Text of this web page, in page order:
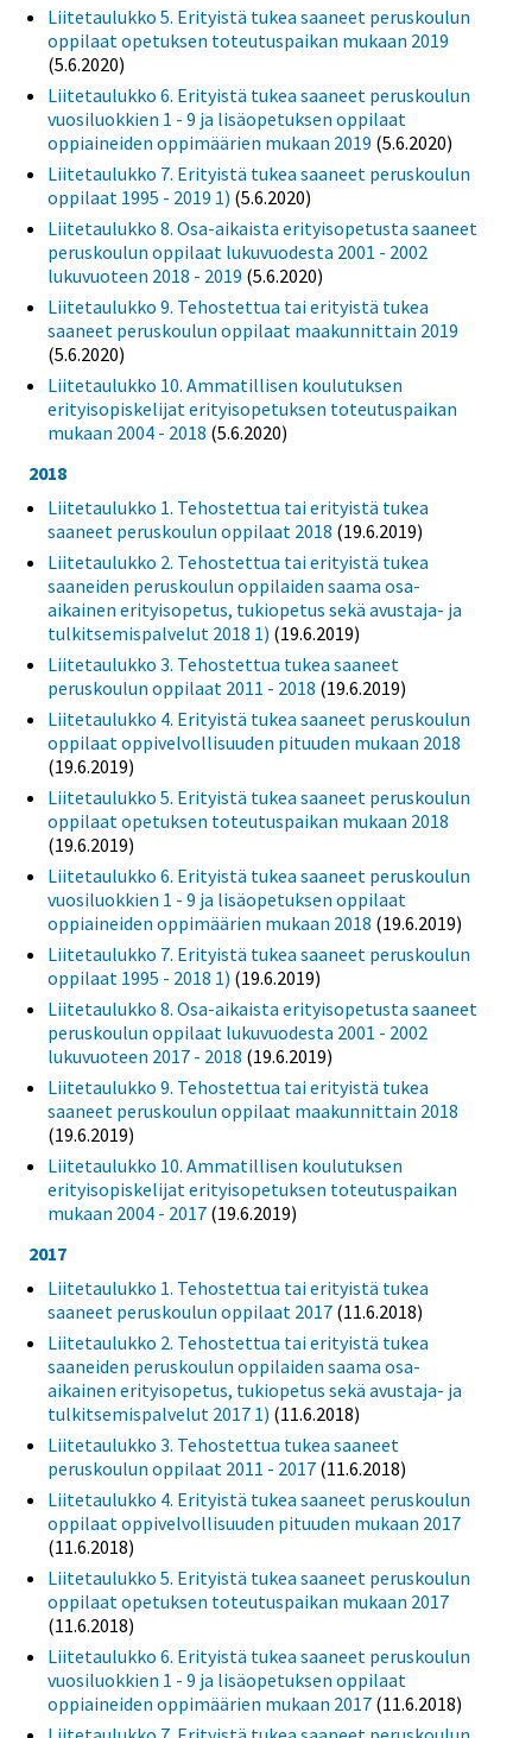
Liitetaulukko 5. Erityistä tukea saaneet peruskoulun
oppilaat opetuksen toteutuspaikan mukaan 2019
(5.6.2020)
Liitetaulukko 6. Erityistä tukea saaneet peruskoulun
vuosiluokkien 1 - 9 ja lisäopetuksen oppilaat
oppiaineiden oppimäärien mukaan 2019 (5.6.2020)
Liitetaulukko 7. Erityistä tukea saaneet peruskoulun
oppilaat 1995 - 2019 1) (5.6.2020)
Liitetaulukko 8. Osa-aikaista erityisopetusta saaneet
peruskoulun oppilaat lukuvuodesta 2001 - 2002
lukuvuoteen 2018 - 2019 (5.6.2020)
Liitetaulukko 9. Tehostettua tai erityistä tukea
saaneet peruskoulun oppilaat maakunnittain 2019
(5.6.2020)
Liitetaulukko 10. Ammatillisen koulutuksen
erityisopiskelijat erityisopetuksen toteutuspaikan
mukaan 2004 - 2018 (5.6.2020)
2018
Liitetaulukko 1. Tehostettua tai erityistä tukea
saaneet peruskoulun oppilaat 2018 (19.6.2019)
Liitetaulukko 2. Tehostettua tai erityistä tukea
saaneiden peruskoulun oppilaiden saama osa-
aikainen erityisopetus, tukiopetus sekä avustaja- ja
tulkitsemispalvelut 2018 1) (19.6.2019)
Liitetaulukko 3. Tehostettua tukea saaneet
peruskoulun oppilaat 2011 - 2018 (19.6.2019)
Liitetaulukko 4. Erityistä tukea saaneet peruskoulun
oppilaat oppivelvollisuuden pituuden mukaan 2018
(19.6.2019)
Liitetaulukko 5. Erityistä tukea saaneet peruskoulun
oppilaat opetuksen toteutuspaikan mukaan 2018
(19.6.2019)
Liitetaulukko 6. Erityistä tukea saaneet peruskoulun
vuosiluokkien 1 - 9 ja lisäopetuksen oppilaat
oppiaineiden oppimäärien mukaan 2018 (19.6.2019)
Liitetaulukko 7. Erityistä tukea saaneet peruskoulun
oppilaat 1995 - 2018 1) (19.6.2019)
Liitetaulukko 8. Osa-aikaista erityisopetusta saaneet
peruskoulun oppilaat lukuvuodesta 2001 - 2002
lukuvuoteen 2017 - 2018 (19.6.2019)
Liitetaulukko 9. Tehostettua tai erityistä tukea
saaneet peruskoulun oppilaat maakunnittain 2018
(19.6.2019)
Liitetaulukko 10. Ammatillisen koulutuksen
erityisopiskelijat erityisopetuksen toteutuspaikan
mukaan 2004 - 2017 (19.6.2019)
2017
Liitetaulukko 1. Tehostettua tai erityistä tukea
saaneet peruskoulun oppilaat 2017 (11.6.2018)
Liitetaulukko 2. Tehostettua tai erityistä tukea
saaneiden peruskoulun oppilaiden saama osa-
aikainen erityisopetus, tukiopetus sekä avustaja- ja
tulkitsemispalvelut 2017 1) (11.6.2018)
Liitetaulukko 3. Tehostettua tukea saaneet
peruskoulun oppilaat 2011 - 2017 (11.6.2018)
Liitetaulukko 4. Erityistä tukea saaneet peruskoulun
oppilaat oppivelvollisuuden pituuden mukaan 2017
(11.6.2018)
Liitetaulukko 5. Erityistä tukea saaneet peruskoulun
oppilaat opetuksen toteutuspaikan mukaan 2017
(11.6.2018)
Liitetaulukko 6. Erityistä tukea saaneet peruskoulun
vuosiluokkien 1 - 9 ja lisäopetuksen oppilaat
oppiaineiden oppimäärien mukaan 2017 (11.6.2018)